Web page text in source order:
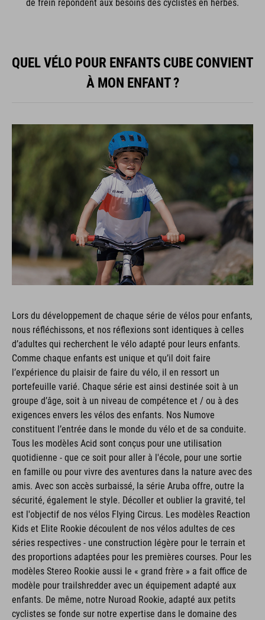
de frein répondent aux besoins des cyclistes en herbes.
QUEL VÉLO POUR ENFANTS CUBE CONVIENT
À MON ENFANT ?
Lors du développement de chaque série de vélos pour enfants,
nous réfléchissons, et nos réflexions sont identiques à celles
d’adultes qui recherchent le vélo adapté pour leurs enfants.
Comme chaque enfants est unique et qu’il doit faire
l’expérience du plaisir de faire du vélo, il en ressort un
portefeuille varié. Chaque série est ainsi destinée soit à un
groupe d’âge, soit à un niveau de compétence et / ou à des
exigences envers les vélos des enfants. Nos Numove
constituent l’entrée dans le monde du vélo et de sa conduite.
Tous les modèles Acid sont conçus pour une utilisation
quotidienne - que ce soit pour aller à l'école, pour une sortie
en famille ou pour vivre des aventures dans la nature avec des
amis. Avec son accès surbaissé, la série Aruba offre, outre la
sécurité, également le style. Décoller et oublier la gravité, tel
est l'objectif de nos vélos Flying Circus. Les modèles Reaction
Kids et Elite Rookie découlent de nos vélos adultes de ces
séries respectives - une construction légère pour le terrain et
des proportions adaptées pour les premières courses. Pour les
modèles Stereo Rookie aussi le « grand frère » a fait office de
modèle pour trailshredder avec un équipement adapté aux
enfants. De même, notre Nuroad Rookie, adapté aux petits
cyclistes se fonde sur notre expertise dans le domaine des